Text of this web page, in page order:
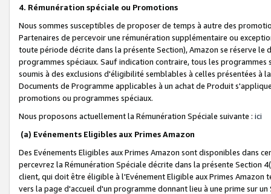
4. Rémunération spéciale ou Promotions
Nous sommes susceptibles de proposer de temps à autre des
Partenaires de percevoir une rémunération supplémentaire ou
toute période décrite dans la présente Section), Amazon se réserve
programmes spéciaux. Sauf indication contraire, tous les
soumis à des exclusions d'éligibilité semblables à celles présentées à
Documents de Programme applicables à un achat de Produit
promotions ou programmes spéciaux.
Nous proposons actuellement la Rémunération Spéciale suivante : ici
(a) Evénements Eligibles aux Primes Amazon
Des Evénements Eligibles aux Primes Amazon sont disponibles dans
percevrez la Rémunération Spéciale décrite dans la présente Section
client, qui doit être éligible à l'Evénement Eligible aux Primes Amazon
vers la page d'accueil d'un programme donnant lieu à une prime sur